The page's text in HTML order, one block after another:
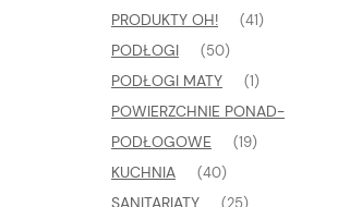
PRODUKTY OH! (41)
PODŁOGI (50)
PODŁOGI MATY (1)
POWIERZCHNIE PONAD-
PODŁOGOWE
(19)
KUCHNIA (40)
SANITARIATY